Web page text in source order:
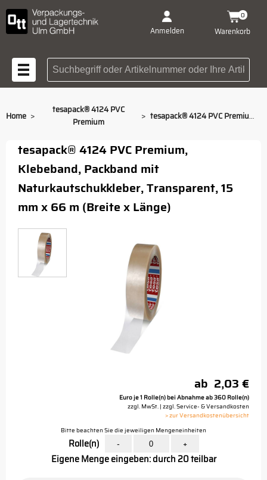
Anmelden Warenkorb
0
Suchbegriff oder
Home >
tesapack® 4124 PVC
Premium
> tesapack® 4124 PVC Premium, transparent, 66m/15mm
tesapack® 4124 PVC Premium,
Klebeband, Packband mit
Naturkautschukkleber, Transparent, 15
mm x 66 m (Breite x Länge)
ab 2,03 €
Euro je 1 Rolle(n) bei Abnahme ab 360 Rolle(n)
zzgl. MwSt. | zzgl. Service- & Versandkosten
> zur Versandkostenübersicht
Bitte beachten Sie die jeweiligen Mengeneinheiten
Rolle(n) - +
Eigene Menge eingeben: durch 20 teilbar